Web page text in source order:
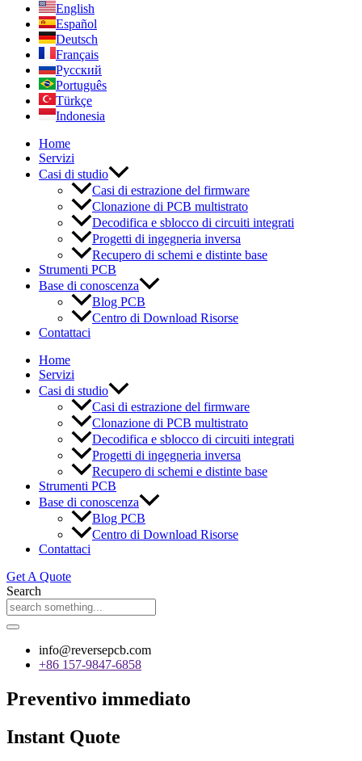
English
Español
Deutsch
Français
Русский
Português
Türkçe
Indonesia
Home
Servizi
Casi di studio
Casi di estrazione del firmware
Clonazione di PCB multistrato
Decodifica e sblocco di circuiti integrati
Progetti di ingegneria inversa
Recupero di schemi e distinte base
Strumenti PCB
Base di conoscenza
Blog PCB
Centro di Download Risorse
Contattaci
Home
Servizi
Casi di studio
Casi di estrazione del firmware
Clonazione di PCB multistrato
Decodifica e sblocco di circuiti integrati
Progetti di ingegneria inversa
Recupero di schemi e distinte base
Strumenti PCB
Base di conoscenza
Blog PCB
Centro di Download Risorse
Contattaci
Get A Quote
Search
info@reversepcb.com
+86 157-9847-6858
Preventivo immediato
Instant Quote